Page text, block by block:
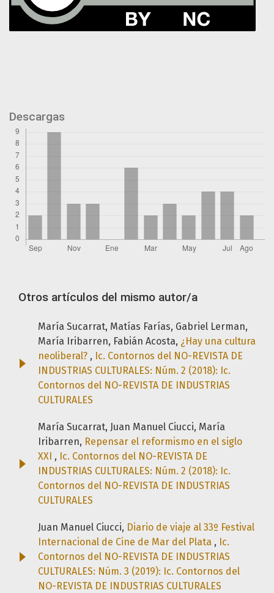
Descargas
Otros artículos del mismo autor/a
María Sucarrat, Matías Farías, Gabriel Lerman,
María Iribarren, Fabián Acosta, ¿Hay una cultura
neoliberal? , Ic. Contornos del NO-REVISTA DE
INDUSTRIAS CULTURALES: Núm. 2 (2018): Ic.
Contornos del NO-REVISTA DE INDUSTRIAS
CULTURALES
María Sucarrat, Juan Manuel Ciucci, María
Iribarren, Repensar el reformismo en el siglo
XXI , Ic. Contornos del NO-REVISTA DE
INDUSTRIAS CULTURALES: Núm. 2 (2018): Ic.
Contornos del NO-REVISTA DE INDUSTRIAS
CULTURALES
Juan Manuel Ciucci, Diario de viaje al 33º Festival
Internacional de Cine de Mar del Plata , Ic.
Contornos del NO-REVISTA DE INDUSTRIAS
CULTURALES: Núm. 3 (2019): Ic. Contornos del
NO-REVISTA DE INDUSTRIAS CULTURALES